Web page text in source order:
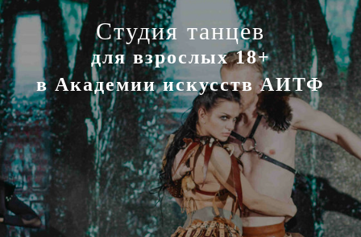
Студия танцев
для взрослых 18+
в Академии искусств АИТФ